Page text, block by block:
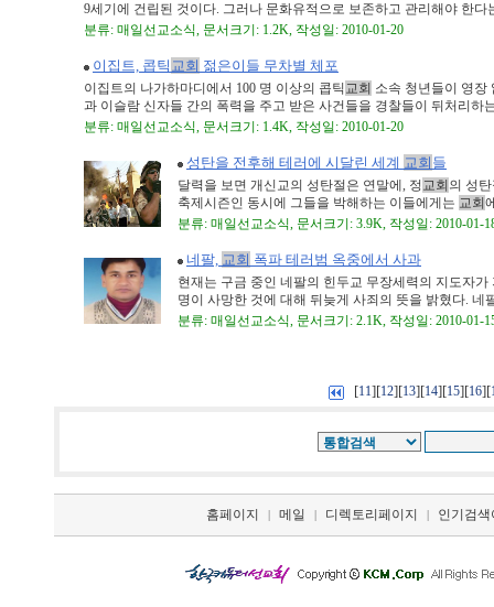
9세기에 건립된 것이다. 그러나 문화유적으로 보존하고 관리해야 한다
분류: 매일선교소식, 문서크기: 1.2K, 작성일: 2010-01-20
이집트, 콥틱 교회 젊은이들 무차별 체포
이집트의 나가하마디에서 100 명 이상의 콥틱 교회 소속 청년들이 영장
과 이슬람 신자들 간의 폭력을 주고 받은 사건들을 경찰들이 뒤처리하
분류: 매일선교소식, 문서크기: 1.4K, 작성일: 2010-01-20
성탄을 전후해 테러에 시달린 세계 교회 들
달력을 보면 개신교의 성탄절은 연말에, 정교회 의 성
축제시즌인 동시에 그들을 박해하는 이들에게는 교회
분류: 매일선교소식, 문서크기: 3.9K, 작성일: 2010-01-
네팔, 교회 폭파 테러범 옥중에서 사과
현재는 구금 중인 네팔의 힌두교 무장세력의 지도자
명이 사망한 것에 대해 뒤늦게 사죄의 뜻을 밝혔다. 네
분류: 매일선교소식, 문서크기: 2.1K, 작성일: 2010-01-
[11][12][13][14][15][16][
홈페이지 | 메일 | 디렉토리페이지 | 인기검색